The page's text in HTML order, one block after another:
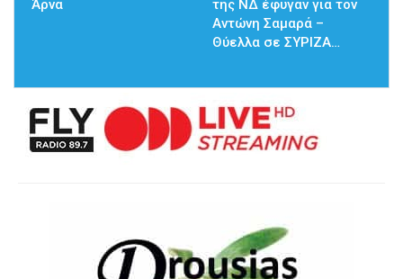
Άρνα
της ΝΔ έφυγαν για τον
Αντώνη Σαμαρά –
Θύελλα σε ΣΥΡΙΖΑ…